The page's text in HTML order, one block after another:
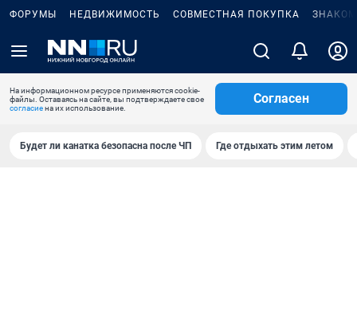
ФОРУМЫ НЕДВИЖИМОСТЬ СОВМЕСТНАЯ ПОКУПКА
На информационном ресурсе применяются cookie-
файлы. Оставаясь на сайте, вы подтверждаете свое
согласиена их использование.
Согласен
Будет ли канатка безопасна после ЧП Где отдыхать этим летом